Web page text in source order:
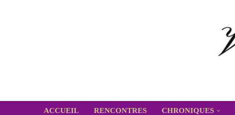
ACCUEIL RENCONTRES CHRONIQUES